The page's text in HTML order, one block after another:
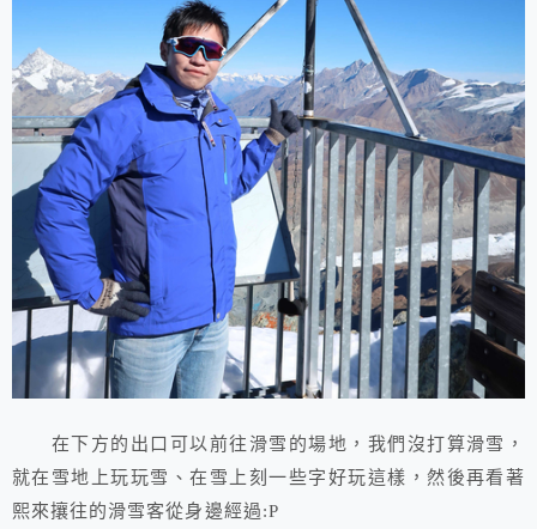
在下方的出口可以前往滑雪的場地，我們沒打算滑雪，
就在雪地上玩玩雪、在雪上刻一些字好玩這樣，然後再看著
熙來攘往的滑雪客從身邊經過:P